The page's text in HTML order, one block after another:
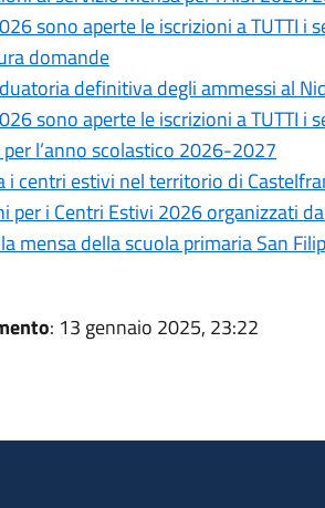
sono aperte le iscrizioni a TUTTI i
domande
definitiva degli ammessi al
sono aperte le iscrizioni a TUTTI i
l’anno scolastico 2026-2027
i centri estivi nel territorio di
per i Centri Estivi 2026 organizzati
mensa della scuola primaria San
: 13 gennaio 2025, 23:22